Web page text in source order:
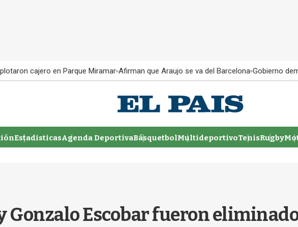
cajero en Parque Miramar Afirman que Araujo se va del Barcelona Gobierno
EstadisticasAgenda DeportivaBásquetbolMultideportivoTenisRugby
Gonzalo Escobar fueron